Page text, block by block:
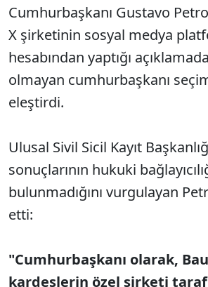
Cumhurbaşkanı Gustavo
X şirketinin sosyal medya
hesabından yaptığı
olmayan cumhurbaşkanı
eleştirdi.
Ulusal Sivil Sicil Kayıt
sonuçlarının hukuki
bulunmadığını vurgulayan
etti:
"Cumhurbaşkanı olarak,
kardeşlerin özel şirketi